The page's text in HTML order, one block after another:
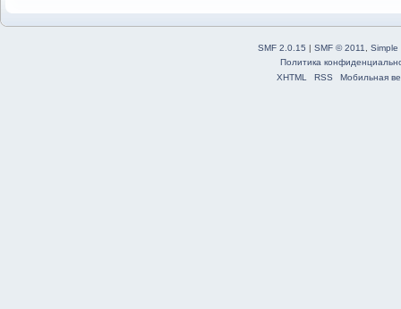
SMF 2.0.15 | SMF © 2011
Simple
Политика
XHTML
RSS Мобильная